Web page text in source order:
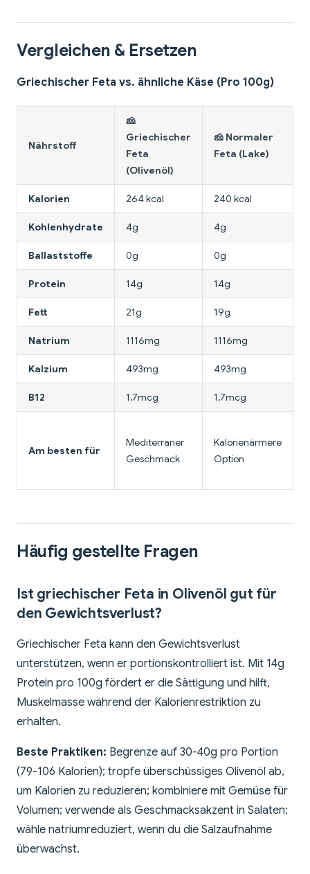
Vergleichen & Ersetzen
Griechischer Feta vs. ähnliche Käse (Pro 100g)
Nährstoff
🧀
Griechischer
Feta
(Olivenöl)
🧀 Normaler
Feta (Lake)
Kalorien 264 kcal 240 kcal
Kohlenhydrate 4g 4g
Ballaststoffe 0g 0g
Protein 14g 14g
Fett 21g 19g
Natrium 1116mg 1116mg
Kalzium 493mg 493mg
B12 1,7mcg 1,7mcg
Am besten für
Mediterraner
Geschmack
Kalorienärmere
Option
Häufig gestellte Fragen
Ist griechischer Feta in Olivenöl gut für
den Gewichtsverlust?
Griechischer Feta kann den Gewichtsverlust
unterstützen, wenn er portionskontrolliert ist. Mit 14g
Protein pro 100g fördert er die Sättigung und hilft,
Muskelmasse während der Kalorienrestriktion zu
erhalten.
Beste Praktiken: Begrenze auf 30-40g pro Portion
(79-106 Kalorien); tropfe überschüssiges Olivenöl ab,
um Kalorien zu reduzieren; kombiniere mit Gemüse für
Volumen; verwende als Geschmacksakzent in Salaten;
wähle natriumreduziert, wenn du die Salzaufnahme
überwachst.